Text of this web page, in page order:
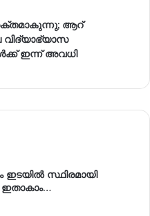
ആറ്
വിദ്യാഭ്യാസ
ഇന്ന് അവധി
സ്ഥിരമായി